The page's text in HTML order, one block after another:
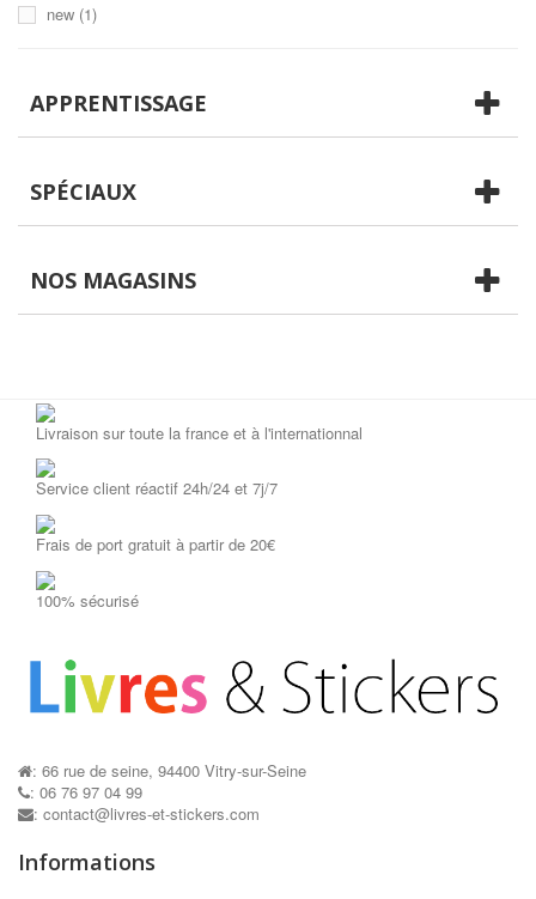
new (1)
APPRENTISSAGE
SPÉCIAUX
NOS MAGASINS
Livraison sur toute la france et à l'internationnal
Service client réactif 24h/24 et 7j/7
Frais de port gratuit à partir de 20€
100% sécurisé
: 66 rue de seine, 94400 Vitry-sur-Seine
: 06 76 97 04 99
: contact@livres-et-stickers.com
Informations